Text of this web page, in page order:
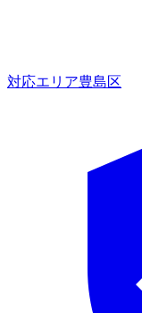
対応エリア豊島区